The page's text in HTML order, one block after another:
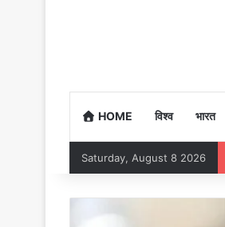
HOME विश्व भारत
Saturday, August 8 2026